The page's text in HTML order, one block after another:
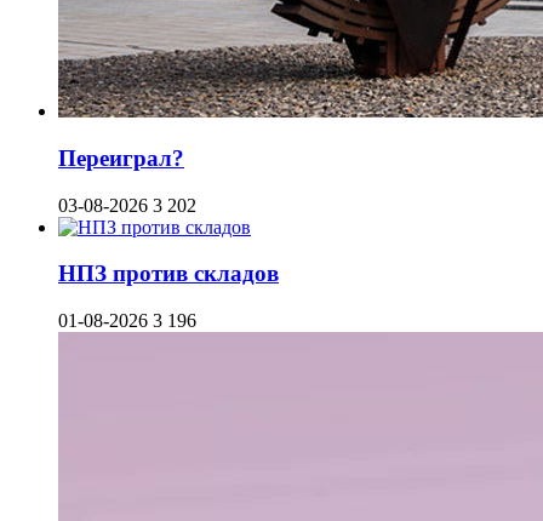
Переиграл?
03-08-2026 3 202
НПЗ против складов
01-08-2026 3 196